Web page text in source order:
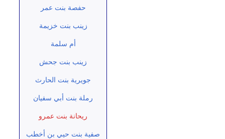
حفصة بنت عمر
زينب بنت خزيمة
أم سلمة
زينب بنت جحش
جويرية بنت الحارث
رملة بنت أبي سفيان
ريحانة بنت عمرو
صفية بنت حيي بن أخطب